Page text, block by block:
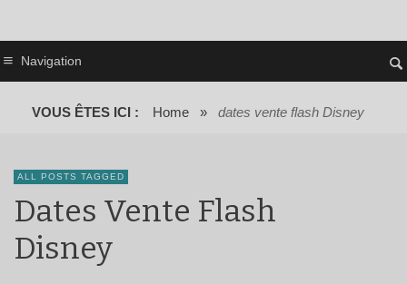
Navigation
VOUS ÊTES ICI : Home » dates vente flash Disney
ALL POSTS TAGGED
Dates Vente Flash
Disney